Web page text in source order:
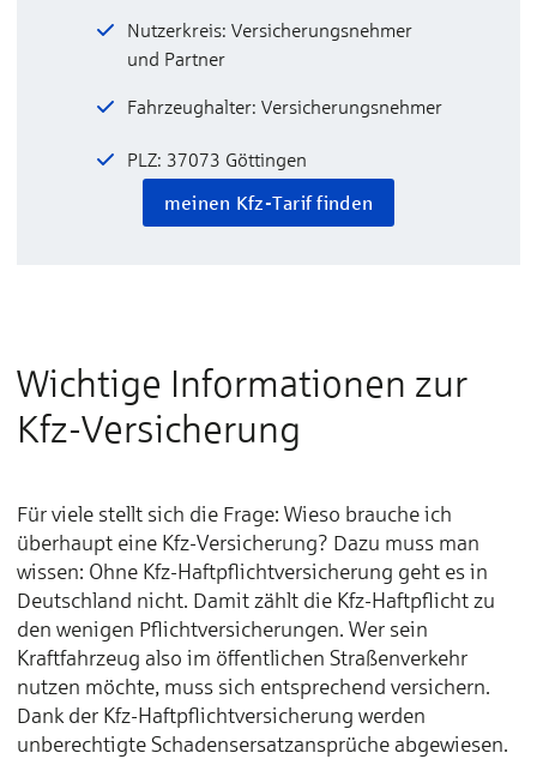
Nutzerkreis: Versicherungsnehmer
und Partner
Fahrzeughalter: Versicherungsnehmer
PLZ: 37073 Göttingen
meinen Kfz-Tarif finden
Wichtige Informationen zur
Kfz-Versicherung
Für viele stellt sich die Frage: Wieso brauche ich
überhaupt eine Kfz-Versicherung? Dazu muss man
wissen: Ohne Kfz-Haftpflichtversicherung geht es in
Deutschland nicht. Damit zählt die Kfz-Haftpflicht zu
den wenigen Pflichtversicherungen. Wer sein
Kraftfahrzeug also im öffentlichen Straßenverkehr
nutzen möchte, muss sich entsprechend versichern.
Dank der Kfz-Haftpflichtversicherung werden
unberechtigte Schadensersatzansprüche abgewiesen.